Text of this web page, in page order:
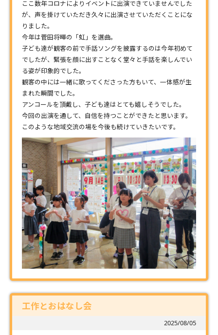
ここ数年コロナによりイベントに出演できていませんでした
が、声を掛けていただき久々に出演させていただくことにな
りました。
今年は菅田将暉の「虹」を選曲。
子ども達が観客の前で手話ソングを披露するのは今年初めて
でしたが、緊張を顔に出すことなく堂々と手話を楽しんでい
る姿が印象的でした。
観客の中には一緒に歌ってくださった方もいて、一体感が生
まれた瞬間でした。
アンコールを頂戴し、子ども達はとても嬉しそうでした。
今回の出演を通して、自信を持つことができたと思います。
このような地域交流の場を今後も続けていきたいです。
工作とおはなし会
2025/08/05